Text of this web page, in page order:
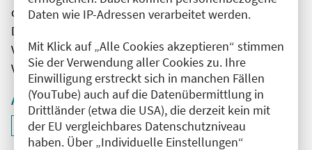
Daten wie IP-Adressen verarbeitet werden.
Mit Klick auf „Alle Cookies akzeptieren“ stimmen
Sie der Verwendung aller Cookies zu. Ihre
Einwilligung erstreckt sich in manchen Fällen
(YouTube) auch auf die Datenübermittlung in
Drittländer (etwa die USA), die derzeit kein mit
der EU vergleichbares Datenschutzniveau
haben. Über „Individuelle Einstellungen“
den unmittelbar vom Veranstalter getätigten Angaben.
Die Ärztekammer Berlin übernimmt keine
Verantwortung für den Inhalt, die Haftung obliegt dem
Veranstalter.
Aktive Filter
Filter
ID: ANT-2601460
deaktivieren und Suchergebnisse neu laden